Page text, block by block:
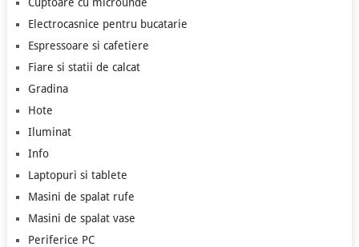
Electrocasnice pentru bucatarie
Espressoare si cafetiere
Fiare si statii de calcat
Gradina
Hote
Iluminat
Info
Laptopuri si tablete
Masini de spalat rufe
Masini de spalat vase
Periferice PC